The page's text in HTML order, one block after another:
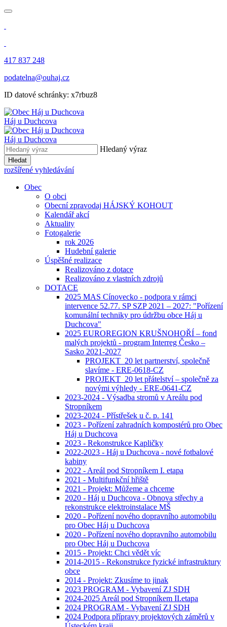
417 837 248
podatelna@ouhaj.cz
ID datové schránky: x7rbuz8
Háj u Duchcova
Háj u Duchcova
Hledaný výraz
Hledat
rozšířené vyhledávání
Obec
O obci
Obecní zpravodaj HÁJSKÝ KOHOUT
Kalendář akcí
Aktuality
Fotogalerie
rok 2026
Hudební galerie
Úspěšné realizace
Realizováno z dotace
Realizováno z vlastních zdrojů
DOTACE
2025 MAS Cínovecko - podpora v rámci
intervence 52.77. SP SZP 2021 – 2027: "Pořízení
komunální techniky pro údržbu obce Háj u
Duchcova"
2025 EUROREGION KRUŠNOHOŘÍ – fond
malých projektů - program Interreg Česko –
Sasko 2021-2027
PROJEKT_20 let partnerství, společně
slavíme - ERE-0618-CZ
PROJEKT_20 let přátelství – společně za
novými výhledy - ERE-0641-CZ
2023-2024 - Výsadba stromů v Areálu pod
Stropníkem
2023-2024 - Přístřešek u č. p. 141
2023 - Pořízení zahradních kompostérů pro Obec
Háj u Duchcova
2023 - Rekonstrukce Kapličky
2022-2023 - Háj u Duchcova - nové fotbalové
kabiny
2022 - Areál pod Stropníkem I. etapa
2021 - Multifunkční hřiště
2021 - Projekt: Můžeme a chceme
2020 - Háj u Duchcova - Obnova střechy a
rekonstrukce elektroinstalace MŠ
2020 - Pořízení nového dopravního automobilu
pro Obec Háj u Duchcova
2020 - Pořízení nového dopravního automobilu
pro Obec Háj u Duchcova
2015 - Projekt: Chci vědět víc
2014-2015 - Rekonstrukce fyzické infrastruktury
obce
2014 - Projekt: Zkusíme to jinak
2023 PROGRAM - Vybavení ZJ SDH
2024-2025 Areál pod Stropníkem II.etapa
2024 PROGRAM - Vybavení ZJ SDH
2024 Podpora přípravy projektových záměrů v